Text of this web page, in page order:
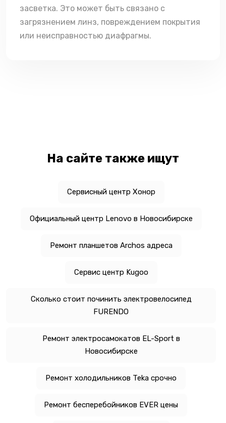
засветка. Это может быть связано с
загрязнением линз, повреждением покрытия
или неисправностью диафрагмы.
На сайте также ищут
Сервисный центр Хонор
Официальный центр Lenovo в Новосибирске
Ремонт планшетов Archos адреса
Сервис центр Kugoo
Сколько стоит починить электровелосипед
FURENDO
Ремонт электросамокатов EL-Sport в
Новосибирске
Ремонт холодильников Teka срочно
Ремонт бесперебойников EVER цены